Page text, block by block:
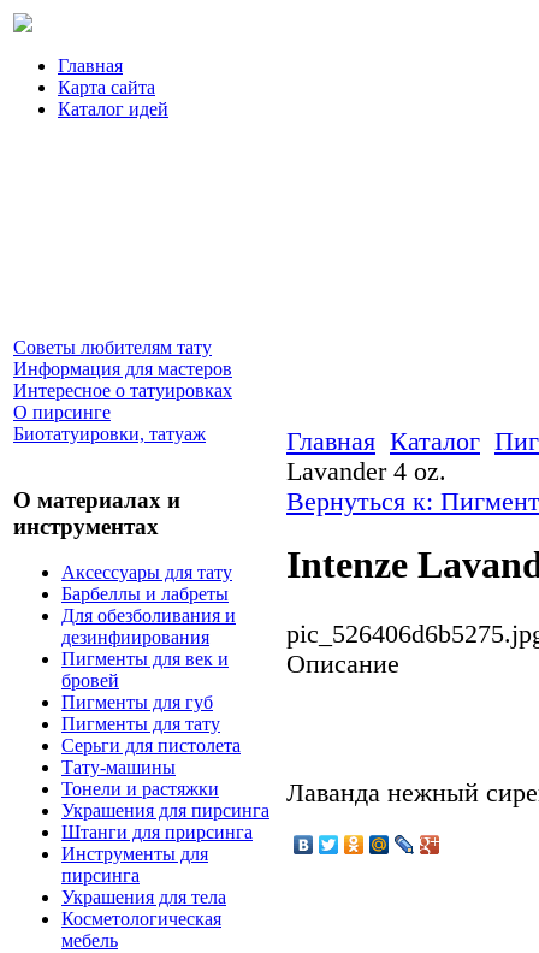
Главная
Карта сайта
Каталог идей
Советы любителям тату
Информация для мастеров
Интересное о татуировках
О пирсинге
Биотатуировки, татуаж
О материалах и
инструментах
Аксессуары для тату
Барбеллы и лабреты
Для обезболивания и
дезинфиирования
Пигменты для век и
бровей
Пигменты для губ
Пигменты для тату
Серьги для пистолета
Тату-машины
Тонели и растяжки
Украшения для пирсинга
Штанги для прирсинга
Инструменты для
пирсинга
Украшения для тела
Косметологическая
мебель
Главная Каталог
Lavander 4 oz.
Вернуться к:
Intenze
Описание
Лаванда нежный